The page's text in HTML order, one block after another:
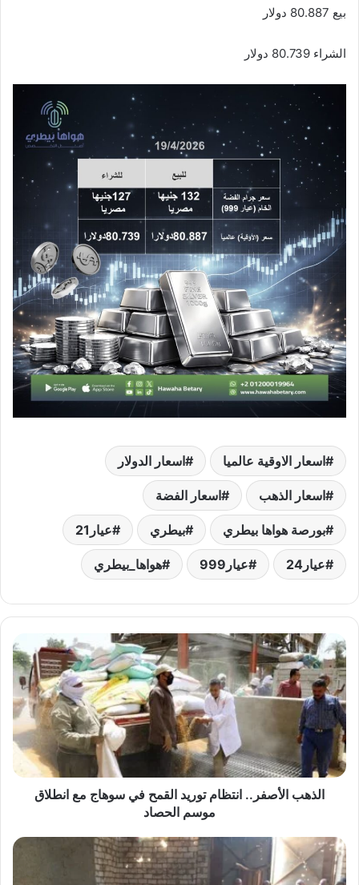
بيع 80.887 دولار
الشراء 80.739 دولار
اسعار الاوقية عالميا اسعار الدولار
اسعار الذهب اسعار الفضة
بورصة هواها بيطري بيطري عيار21
عيار24 عيار999 هواها_بيطري
الذهب
الأصفر..
انتظام
توريد
القمح
في
سوهاج
مع
انطلاق
موسمالذهب الأصفر.. انتظام توريد القمح في سوهاج مع انطلاق
موسم الحصاد
حملات
تحصين
مكثفة